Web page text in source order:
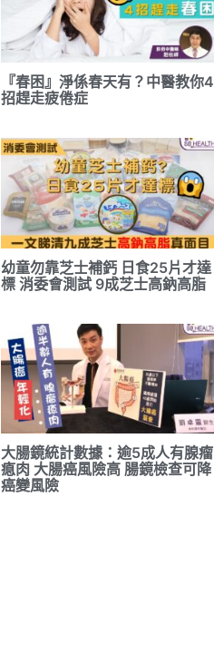
『春困』淨係春天有？中醫教你4
招趕走疲倦症
幼童勿靠芝士補鈣 日食25片才達
標 消委會測試 9成芝士高鈉高脂
大腸鏡統計數據：逾5成人有腺瘤
瘜肉 大腸癌風險高 腸鏡檢查可降
癌變風險